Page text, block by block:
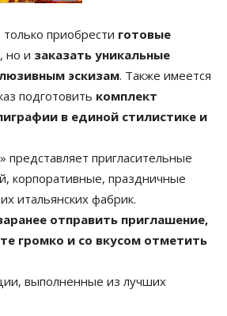
приобрести готовые
, но и заказать уникальные
эскизам. Также имеется
подготовить комплект
в единой стилистике и
» представляет пригласительные
корпоративные, праздничные
итальянских фабрик.
отправить приглашение,
громко и со вкусом отметить
выполненные из лучших